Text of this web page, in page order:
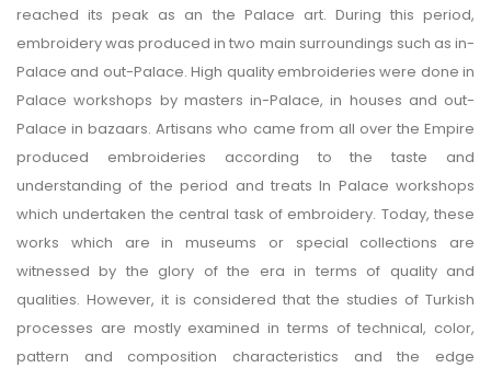
reached its peak as an the Palace art. During this period,
embroidery was produced in two main surroundings such as in-
Palace and out-Palace. High quality embroideries were done in
Palace workshops by masters in-Palace, in houses and out-
Palace in bazaars. Artisans who came from all over the Empire
produced embroideries according to the taste and
understanding of the period and treats In Palace workshops
which undertaken the central task of embroidery. Today, these
works which are in museums or special collections are
witnessed by the glory of the era in terms of quality and
qualities. However, it is considered that the studies of Turkish
processes are mostly examined in terms of technical, color,
pattern and composition characteristics and the edge